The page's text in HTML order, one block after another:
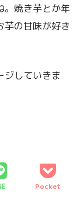
。焼き芋とか年
芋の甘味が好き
ジしていきま
Pocket